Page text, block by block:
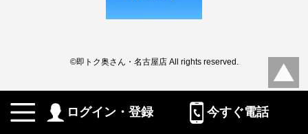
©即トク奥さん・名古屋店 All rights reserved.
ログイン・登録 今すぐ電話